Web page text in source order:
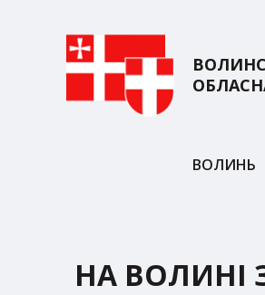
ВОЛИНЬ
НА ВОЛИНІ